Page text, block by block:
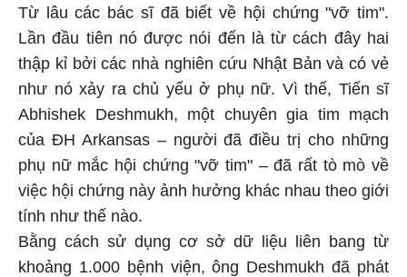
Từ lâu các bác sĩ đã biết về hội chứng"vỡ tim".
Lần đầu tiên nó được nói đến là từ cách đây hai
thập kỉ bởi các nhà nghiên cứu Nhật Bản và có vẻ
như nó xảy ra chủ yếu ở phụ nữ. Vì thế, Tiến sĩ
Abhishek Deshmukh, một chuyên gia tim mạch
của ĐH Arkansas – người đã điều trị cho những
phụ nữ mắc hội chứng"vỡ tim" – đã rất tò mò về
việc hội chứng này ảnh hưởng khác nhau theo giới
tính như thế nào.
Bằng cách sử dụng cơ sở dữ liệu liên bang từ
khoảng 1.000 bệnh viện, ông Deshmukh đã phát